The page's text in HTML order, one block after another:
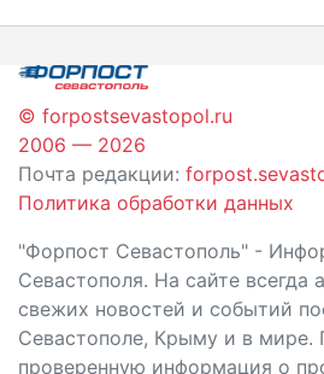
© forpostsevastopol.ru
2006 — 2026
Почта редакции:
Политика обработки данных
"Форпост Севастополь" -
Севастополя. На сайте всегда
свежих новостей и событий
Севастополе, Крыму и в мире.
проверенную информация о